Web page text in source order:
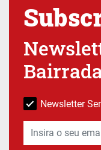
Newsletter